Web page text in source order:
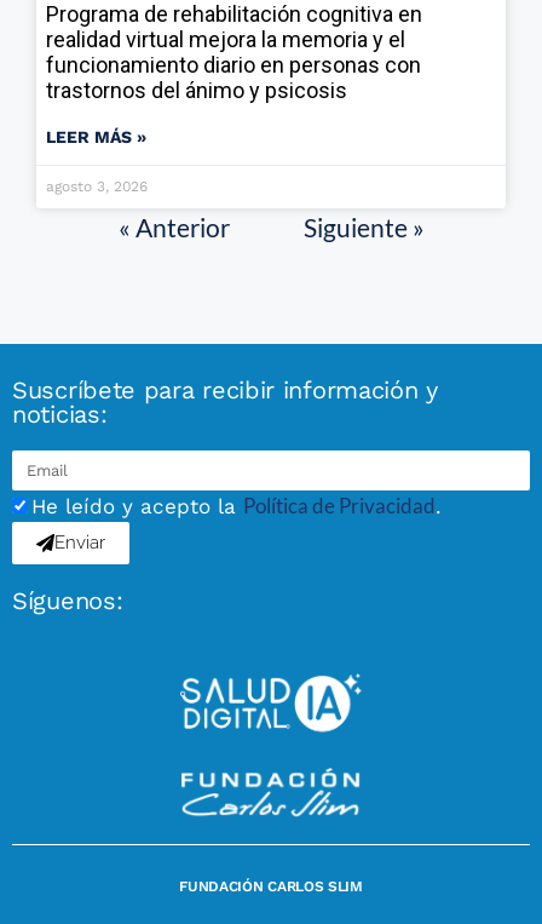
Programa de rehabilitación cognitiva en
realidad virtual mejora la memoria y el
funcionamiento diario en personas con
trastornos del ánimo y psicosis
LEER MÁS »
agosto 3, 2026
« Anterior Siguiente »
Suscríbete para recibir información y
noticias:
He leído y acepto la Política de Privacidad.
Enviar
Síguenos:
FUNDACIÓN CARLOS SLIM